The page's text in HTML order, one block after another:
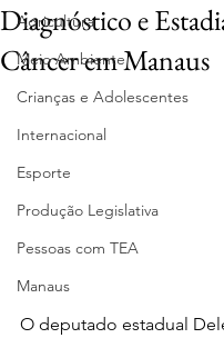
Agricultura
Meio Ambiente
Crianças e Adolescentes
Internacional
Esporte
Produção Legislativa
Pessoas com TEA
Manaus
Diagnóstico e
Câncer em Manaus
O deputado estadual